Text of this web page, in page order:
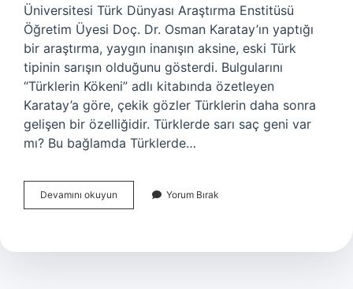
Üniversitesi Türk Dünyası Araştırma Enstitüsü
Öğretim Üyesi Doç. Dr. Osman Karatay’ın yaptığı
bir araştırma, yaygın inanışın aksine, eski Türk
tipinin sarışın olduğunu gösterdi. Bulgularını
“Türklerin Kökeni” adlı kitabında özetleyen
Karatay’a göre, çekik gözler Türklerin daha sonra
gelişen bir özelliğidir. Türklerde sarı saç geni var
mı? Bu bağlamda Türklerde…
Devamını okuyun Türklerin
Kaçı
Yorum Bırak